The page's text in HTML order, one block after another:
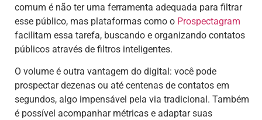
comum é não ter uma ferramenta adequada para filtrar
esse público, mas plataformas como o Prospectagram
facilitam essa tarefa, buscando e organizando contatos
públicos através de filtros inteligentes.
O volume é outra vantagem do digital: você pode
prospectar dezenas ou até centenas de contatos em
segundos, algo impensável pela via tradicional. Também
é possível acompanhar métricas e adaptar suas